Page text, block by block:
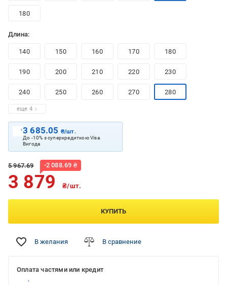
180
Длина:
140 150 160 170 180
190 200 210 220 230
240 250 260 270 280
еще 4
3 685.05 ₴/шт.
До -10% з суперкредиткою Visa
Вигода
5 967.69 -2 088.69 ₴
3 879 ₴/шт.
КУПИТЬ
В желания В сравнение
Оплата частями или кредит